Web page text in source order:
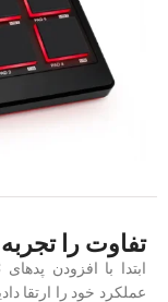
تفاوت را تجربه
عملکرد خود را ارتقا